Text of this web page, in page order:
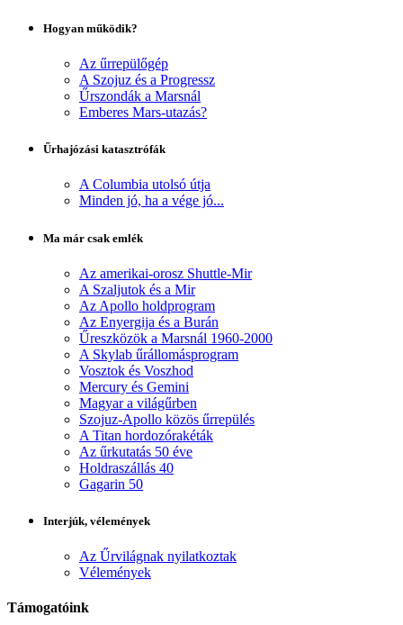
Hogyan működik?
Az űrrepülőgép
A Szojuz és a Progressz
Űrszondák a Marsnál
Emberes Mars-utazás?
Űrhajózási katasztrófák
A Columbia utolsó útja
Minden jó, ha a vége jó...
Ma már csak emlék
Az amerikai-orosz Shuttle-Mir
A Szaljutok és a Mir
Az Apollo holdprogram
Az Enyergija és a Burán
Űreszközök a Marsnál 1960-2000
A Skylab űrállomásprogram
Vosztok és Voszhod
Mercury és Gemini
Magyar a világűrben
Szojuz-Apollo közös űrrepülés
A Titan hordozórakéták
Az űrkutatás 50 éve
Holdraszállás 40
Gagarin 50
Interjúk, vélemények
Az Űrvilágnak nyilatkoztak
Vélemények
Támogatóink